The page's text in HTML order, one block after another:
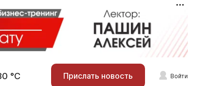
°С Прислать новость Войти